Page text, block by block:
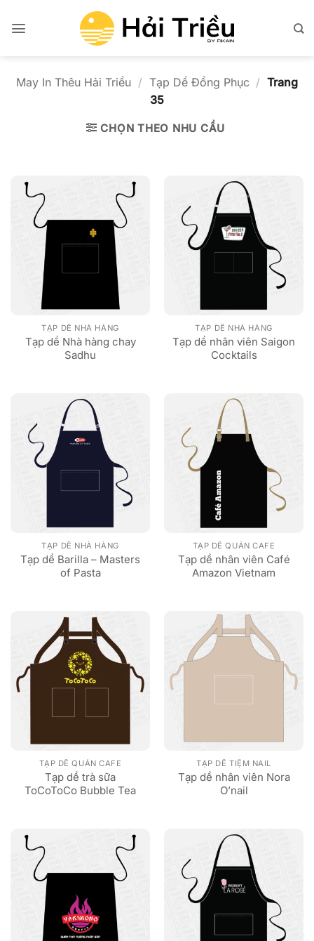
qua
May In Thêu Hải Triều / Tạp Dề Đồng Phục / Trang
35
CHỌN THEO NHU CẦU
TẠP DỀ NHÀ HÀNG
Tạp dề Nhà hàng chay
Sadhu
TẠP DỀ NHÀ HÀNG
Tạp dề nhân viên Saigon
Cocktails
TẠP DỀ NHÀ HÀNG
Tạp dề Barilla – Masters
of Pasta
TẠP DỀ QUÁN CAFE
Tạp dề nhân viên Café
Amazon Vietnam
TẠP DỀ QUÁN CAFE
Tạp dề trà sữa
ToCoToCo Bubble Tea
TẠP DỀ TIỆM NAIL
Tạp dề nhân viên Nora
O’nail